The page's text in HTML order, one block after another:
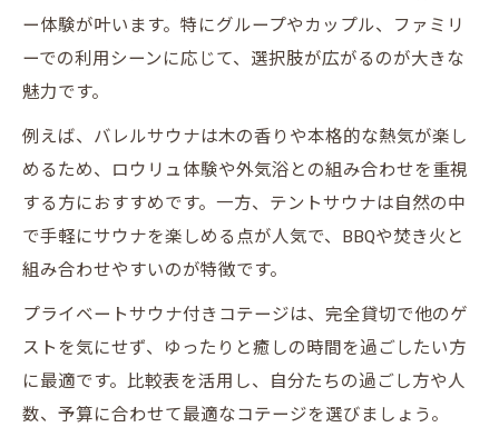
ー体験が叶います。特にグループやカップル、ファミリ
ーでの利用シーンに応じて、選択肢が広がるのが大きな
魅力です。
例えば、バレルサウナは木の香りや本格的な熱気が楽し
めるため、ロウリュ体験や外気浴との組み合わせを重視
する方におすすめです。一方、テントサウナは自然の中
で手軽にサウナを楽しめる点が人気で、BBQや焚き火と
組み合わせやすいのが特徴です。
プライベートサウナ付きコテージは、完全貸切で他のゲ
ストを気にせず、ゆったりと癒しの時間を過ごしたい方
に最適です。比較表を活用し、自分たちの過ごし方や人
数、予算に合わせて最適なコテージを選びましょう。